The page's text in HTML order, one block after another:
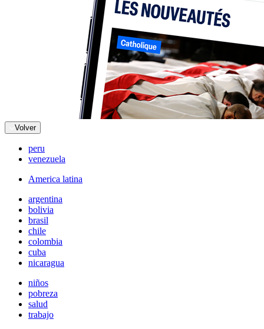
Volver
peru
venezuela
America latina
argentina
bolivia
brasil
chile
colombia
cuba
nicaragua
niños
pobreza
salud
trabajo